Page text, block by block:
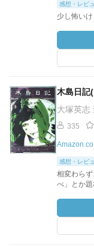
感想・レビ
少し怖いけ
木島日記
大塚英志
335
感想・レビ
相変わら
べ」とか題